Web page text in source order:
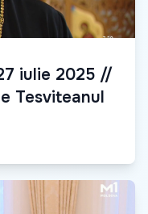
iulie 2025 //
Tesviteanul